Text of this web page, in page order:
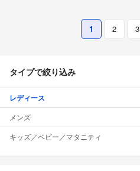
1 2 3
タイプで絞り込み
レディース
メンズ
キッズ／ベビー／マタニティ